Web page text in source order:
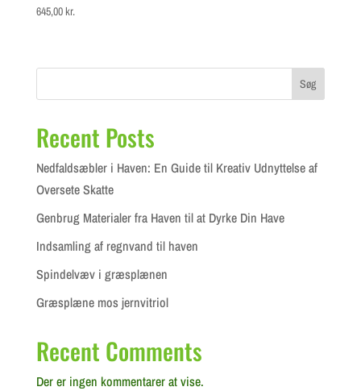
645,00 kr.
Søg
Recent Posts
Nedfaldsæbler i Haven: En Guide til Kreativ Udnyttelse af
Oversete Skatte
Genbrug Materialer fra Haven til at Dyrke Din Have
Indsamling af regnvand til haven
Spindelvæv i græsplænen
Græsplæne mos jernvitriol
Recent Comments
Der er ingen kommentarer at vise.